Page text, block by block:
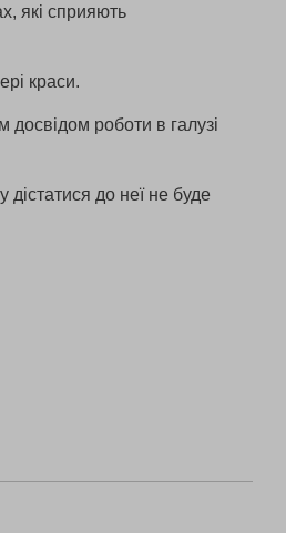
які сприяють
краси.
роботи в галузі
до неї не буде